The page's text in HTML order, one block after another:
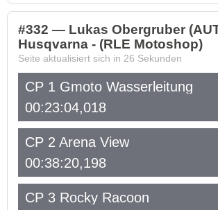
#332 — Lukas Obergruber
Husqvarna - (RLE Motoshop)
Seite aktualisiert sich in 26 Sekunden
CP 1 Gmoto Wasserleitung
00:23:04,018
CP 2 Arena View
00:38:20,198
CP 3 Rocky Racoon